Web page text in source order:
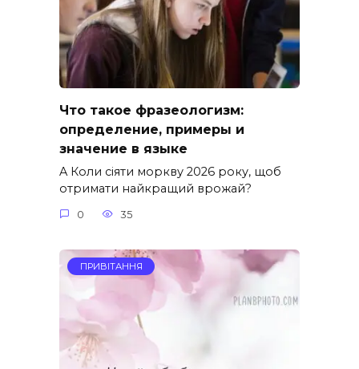
Что такое фразеологизм:
определение, примеры и
значение в языке
A Коли сіяти моркву 2026 року, щоб
отримати найкращий врожай?
0 35
ПРИВІТАННЯ